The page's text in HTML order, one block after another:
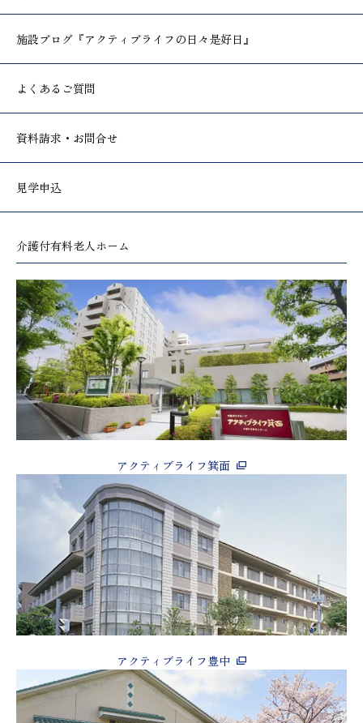
施設ブログ 『アクティブライフの日々是好日』
よくあるご質問
資料請求・お問合せ
見学申込
介護付有料老人ホーム
アクティブライフ箕面
アクティブライフ豊中